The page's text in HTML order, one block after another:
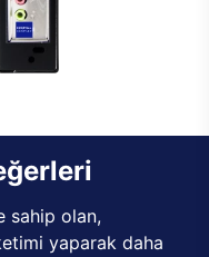
sahip olan,
yaparak daha